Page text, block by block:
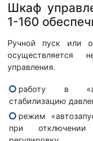
Шкаф
1-160
Ручной пуск или
осуществляется
управления.
работу в
стабилизацию
режим
при